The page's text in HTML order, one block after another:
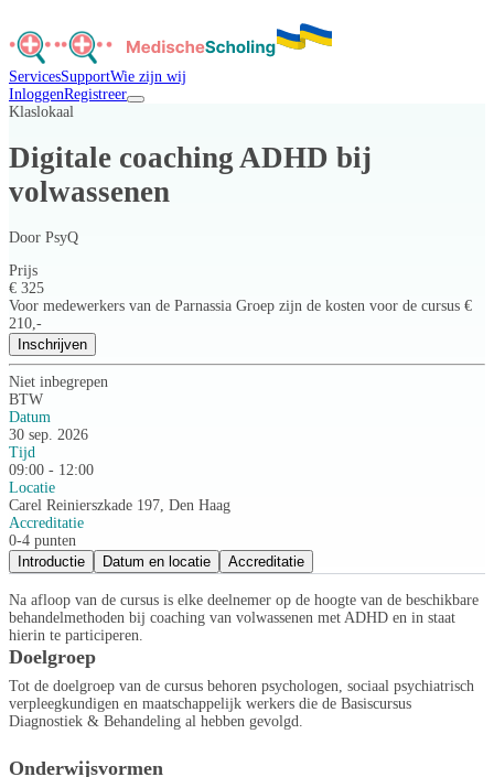
ServicesSupportWie zijn wij
InloggenRegistreer
Klaslokaal
Digitale coaching ADHD bij
volwassenen
Door PsyQ
Prijs
€ 325
Voor medewerkers van de Parnassia Groep zijn de kosten voor de cursus €
210,-
Inschrijven
Niet inbegrepen
BTW
Datum
30 sep. 2026
Tijd
09:00 - 12:00
Locatie
Carel Reinierszkade 197, Den Haag
Accreditatie
0-4 punten
Introductie
Datum en locatie Accreditatie
Na afloop van de cursus is elke deelnemer op de hoogte van de beschikbare
behandelmethoden bij coaching van volwassenen met ADHD en in staat
hierin te participeren.
Doelgroep
Tot de doelgroep van de cursus behoren psychologen, sociaal psychiatrisch
verpleegkundigen en maatschappelijk werkers die de Basiscursus
Diagnostiek & Behandeling al hebben gevolgd.
Onderwijsvormen